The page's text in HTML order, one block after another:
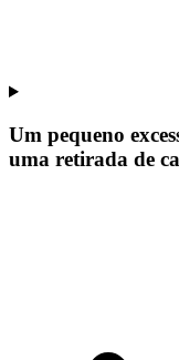
Um pequeno
uma retirada de